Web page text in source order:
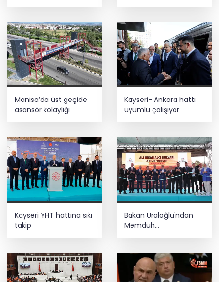
Lavantanın hikayesi başlıyor
Manisa’da üst geçide
asansör kolaylığı
Kayseri- Ankara hattı
uyumlu çalışıyor
Kayseri YHT hattına sıkı
takip
Bakan Uraloğlu'ndan
Memduh